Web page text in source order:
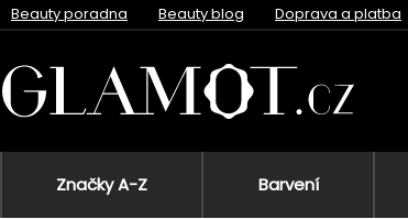
Beauty poradna Beauty blog Doprava a platba
Značky A-Z Barvení